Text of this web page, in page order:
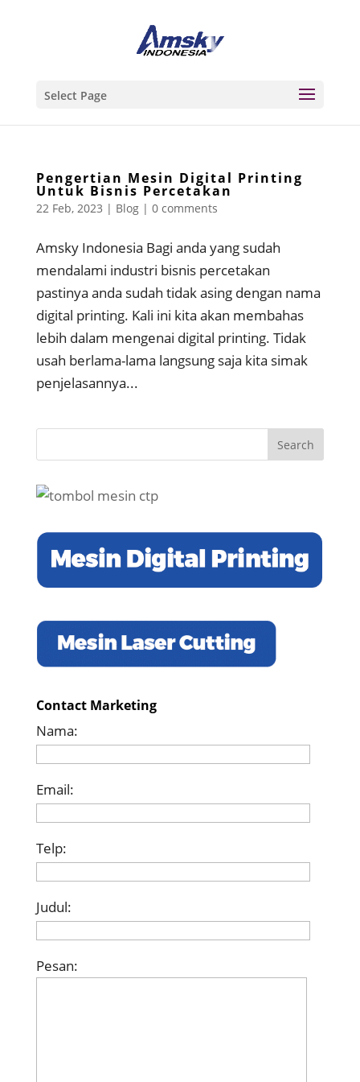
Select Page
Pengertian Mesin Digital Printing
Untuk Bisnis Percetakan
22 Feb, 2023 | Blog| 0 comments
Amsky Indonesia Bagi anda yang sudah
mendalami industri bisnis percetakan
pastinya anda sudah tidak asing dengan nama
digital printing. Kali ini kita akan membahas
lebih dalam mengenai digital printing. Tidak
usah berlama-lama langsung saja kita simak
penjelasannya...
Contact Marketing
Nama:
Email:
Telp:
Judul:
Pesan: